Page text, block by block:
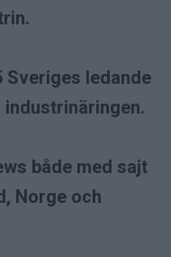
Sveriges ledande
både med sajt
Norge och